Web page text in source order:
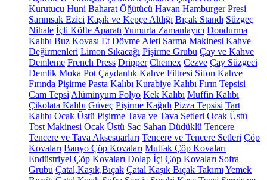
Kurutucu Huni Baharat Öğütücü Havan Hamburger Presi
Sarımsak Ezici Kaşık ve Kepçe Altlığı Bıçak Standı Süzgeç
Nihale İçli Köfte Aparatı Yumurta Zamanlayıcı Dondurma
Kalıbı Buz Kovası Et Dövme Aleti Sarma Makinesi Kahve
Değirmenleri Limon Sıkacağı Pişirme Grubu Çay ve Kahve
Demleme French Press Dripper Chemex Cezve Çay Süzgeci
Demlik Moka Pot Çaydanlık Kahve Filtresi Sifon Kahve
Fırında Pişirme Pasta Kalıbı Kurabiye Kalıbı Fırın Tepsisi
Cam Tepsi Alüminyum Folyo Kek Kalıbı Muffin Kalıbı
Çikolata Kalıbı Güveç Pişirme Kağıdı Pizza Tepsisi Tart
Kalıbı Ocak Üstü Pişirme Tava ve Tava Setleri Ocak Üstü
Tost Makinesi Ocak Üstü Sac Sahan Düdüklü Tencere
Tencere ve Tava Aksesuarları Tencere ve Tencere Setleri Çöp
Kovaları Banyo Çöp Kovaları Mutfak Çöp Kovaları
Endüstriyel Çöp Kovaları Dolap İçi Çöp Kovaları Sofra
Grubu Çatal,Kaşık,Bıçak Çatal Kaşık Bıçak Takımı Yemek